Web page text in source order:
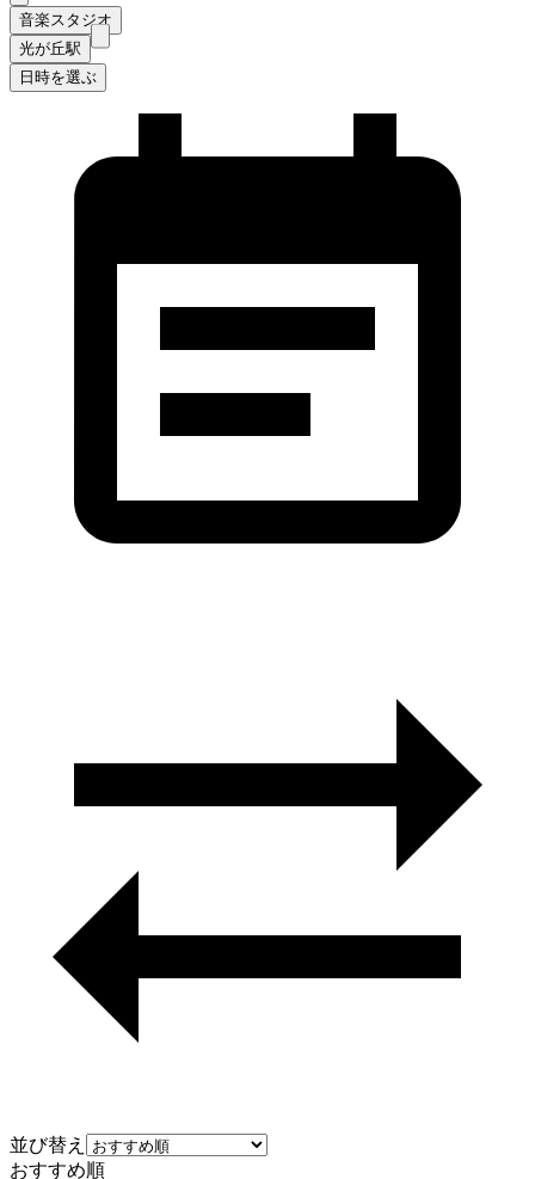
音楽スタジオ
光が丘駅
日時を選ぶ
並び替え
おすすめ順